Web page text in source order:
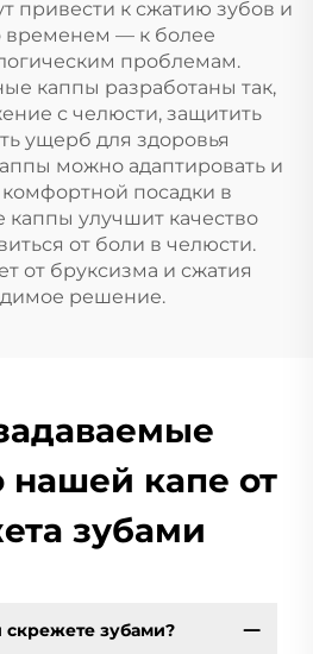
привести к сжатию зубов и
временем — к более
проблемам.
каппы разработаны так,
с челюсти, защитить
ущерб для здоровья
можно адаптировать и
посадки в
улучшит качество
от боли в челюсти.
от бруксизма и сжатия
решение.
нашей капе от
зубами
скрежете зубами?